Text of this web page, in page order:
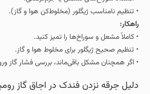
• تنظیم نامناسب ژیگلور (مخلوط‌کن هوا و گاز).
راهکار:
• کاملاً مشعل و سوراخ‌ها را تمیز کنید.
• تنظیم صحیح ژیگلور برای مخلوط هوا و گاز.
• اگر همچنان مشکل باقی‌ماند، بررسی فشار گاز
دلیل جرقه نزدن فندک در اجاق گاز